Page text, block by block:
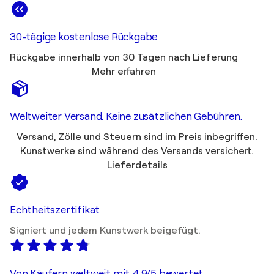
30-tägige kostenlose Rückgabe
Rückgabe innerhalb von 30 Tagen nach Lieferung
Mehr erfahren
Weltweiter Versand. Keine zusätzlichen Gebühren.
Versand, Zölle und Steuern sind im Preis inbegriffen.
Kunstwerke sind während des Versands versichert.
Lieferdetails
Echtheitszertifikat
Signiert und jedem Kunstwerk beigefügt.